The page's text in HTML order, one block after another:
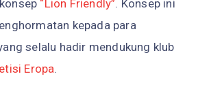
“Lion Friendly”. Konsep ini
kepada para
selalu hadir mendukung klub
Eropa.